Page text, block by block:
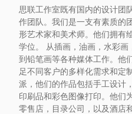
发
加
入
我
思联工作室既有国内的设计团
作团队。我们是一支有素质的
形艺术家和美术师。他们拥有
学位。 从插画，油画，水彩
到铅笔画等各种媒体工作。他
足不同客户的多样化需求和定
派，他们的作品包括手工设计
印刷品和彩色图像打印。他们
零售店，目录公司，以及酒店